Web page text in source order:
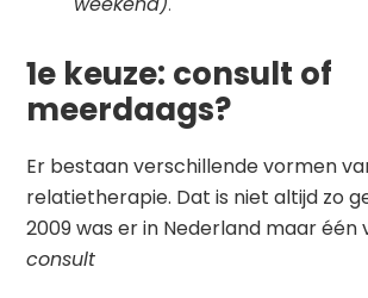
1e keuze: consult of
meerdaags?
Er bestaan verschillende vormen
relatietherapie. Dat is niet altijd zo
2009 was er in Nederland maar één
consult